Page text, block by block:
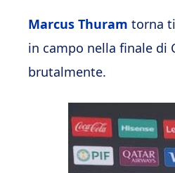
Marcus Thuram torna
in campo nella finale di
brutalmente.